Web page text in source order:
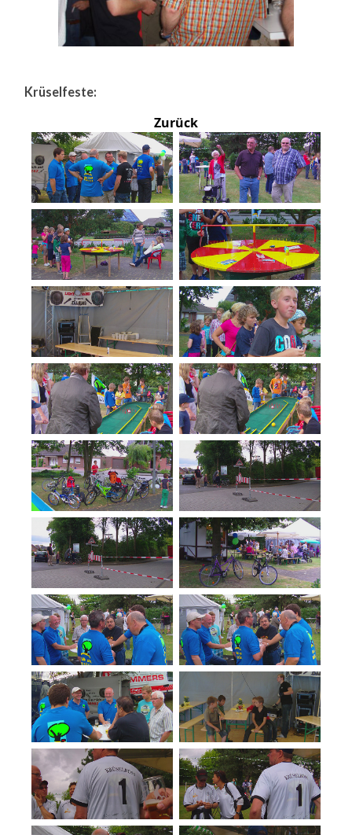
Krüselfeste:
Zurück